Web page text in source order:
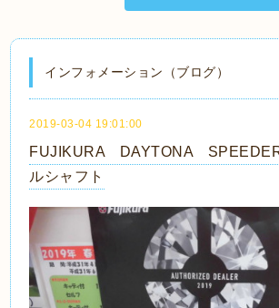
インフォメーション（ブログ）
2019-03-04 19:01:00
FUJIKURA DAYTONA
ルシャフト